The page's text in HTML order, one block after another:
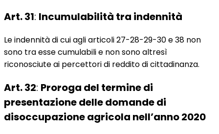
Art. 31: Incumulabilità tra indennità
Le indennità di cui agli articoli 27-28-29-30 e 38 non
sono tra esse cumulabili e non sono altresì
riconosciute ai percettori di reddito di cittadinanza.
Art. 32: Proroga del termine di
presentazione delle domande di
disoccupazione agricola nell’anno 2020